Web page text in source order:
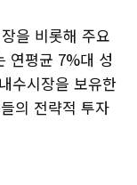
을 비롯해 주요
연평균 7%대 성
수시장을 보유한
의 전략적 투자